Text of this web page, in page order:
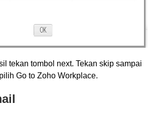
tekan tombol next. Tekan skip sampai
Go to Zoho Workplace.